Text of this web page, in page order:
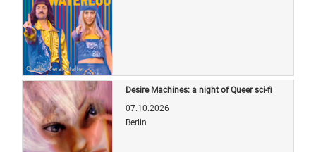
Quelle: Veranstalter
Desire Machines: a night of Queer sci-fi
07.10.2026
Berlin